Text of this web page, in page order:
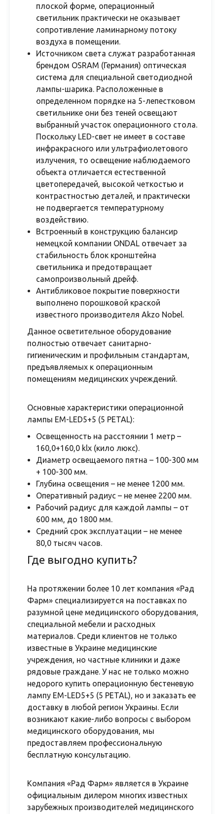
плоской форме, операционный
светильник практически не оказывает
сопротивление ламинарному потоку
воздуха в помещении.
Источником света служат разработанная
брендом OSRAM (Германия) оптическая
система для специальной светодиодной
лампы-шарика. Расположенные в
определенном порядке на 5-лепестковом
светильнике они без теней освещают
выбранный участок операционного стола.
Поскольку LED-свет не имеет в составе
инфракрасного или ультрафиолетового
излучения, то освещение наблюдаемого
объекта отличается естественной
цветопередачей, высокой четкостью и
контрастностью деталей, и практически
не подвергается температурному
воздействию.
Встроенный в конструкцию балансир
немецкой компании ONDAL отвечает за
стабильность блок кронштейна
светильника и предотвращает
самопроизвольный дрейф.
Антибликовое покрытие поверхности
выполнено порошковой краской
известного производителя Akzo Nobel.
Данное осветительное оборудование
полностью отвечает санитарно-
гигиеническим и профильным стандартам,
предъявляемых к операционным
помещениям медицинских учреждений.
Основные характеристики операционной
лампы EM-LED5+5 (5 PETAL):
Освещенность на расстоянии 1 метр –
160,0+160,0 klx (кило люкс).
Диаметр освещаемого пятна – 100-300 мм
+ 100-300 мм.
Глубина освещения – не менее 1200 мм.
Оперативный радиус – не менее 2200 мм.
Рабочий радиус для каждой лампы – от
600 мм, до 1800 мм.
Средний срок эксплуатации – не менее
80,0 тысяч часов.
Где выгодно купить?
На протяжении более 10 лет компания «Рад
Фарм» специализируется на поставках по
разумной цене медицинского оборудования,
специальной мебели и расходных
материалов. Среди клиентов не только
известные в Украине медицинские
учреждения, но частные клиники и даже
рядовые граждане. У нас не только можно
недорого купить операционную бестеневую
лампу EM-LED5+5 (5 PETAL), но и заказать ее
доставку в любой регион Украины. Если
возникают какие-либо вопросы с выбором
медицинского оборудования, мы
предоставляем профессиональную
бесплатную консультацию.
Компания «Рад Фарм» является в Украине
официальным дилером многих известных
зарубежных производителей медицинского